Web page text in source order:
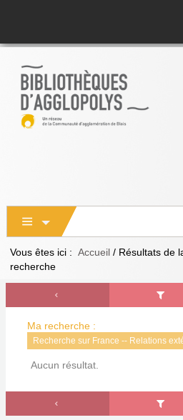
Vous êtes ici : Accueil / Résultats de
recherche
Ma recherche :
Recherche sur France -- Relations
Aucun résultat.